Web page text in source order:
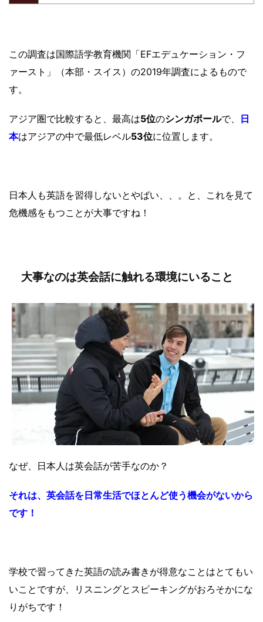
この調査は国際語学教育機関「EFエデュケーション・フ
ァースト」（本部・スイス）の2019年調査によるもので
す。
アジア圏で比較すると、最高は5位のシンガポールで、
日
本はアジアの中で最低レベル53位に位置します。
日本人も英語を習得しないとやばい、、。と、これを見て
危機感をもつことが大事ですね！
大事なのは英会話に触れる環境にいること
なぜ、日本人は英会話が苦手なのか？
それは、英会話を日常生活でほとんど使う機会がないから
です！
学校で習ってきた英語の読み書きが得意なことはとてもい
いことですが、リスニングとスピーキングがおろそかにな
りがちです！